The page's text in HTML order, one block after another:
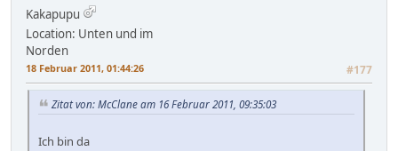
Kakapupu
Location: Unten und im
Norden
18 Februar 2011, 01:44:26 #177
Zitat von: McClane am 16 Februar 2011, 09:35:03
Ich bin da